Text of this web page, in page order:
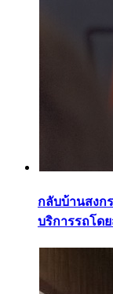
กลับบ้านสงก
บริการรถโด